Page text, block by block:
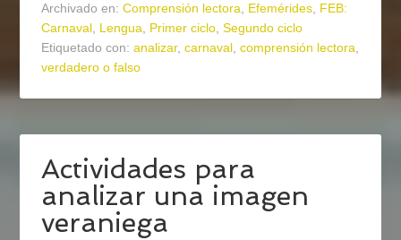
Archivado en:Comprensión lectora, Efemérides, FEB:
Carnaval, Lengua, Primer ciclo,Segundo ciclo
Etiquetado con:analizar,carnaval,comprensión lectora,
verdadero o falso
Actividades para
analizar una imagen
veraniega